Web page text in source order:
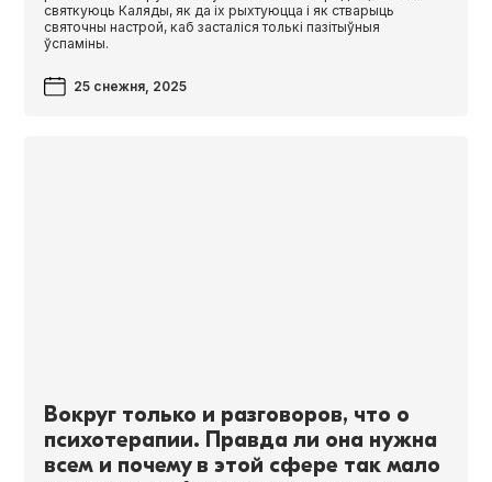
святкуюць Каляды, як да іх рыхтуюцца і як стварыць
святочны настрой, каб засталіся толькі пазітыўныя
ўспаміны.
25 снежня, 2025
Вокруг только и разговоров, что о
психотерапии. Правда ли она нужна
всем и почему в этой сфере так мало